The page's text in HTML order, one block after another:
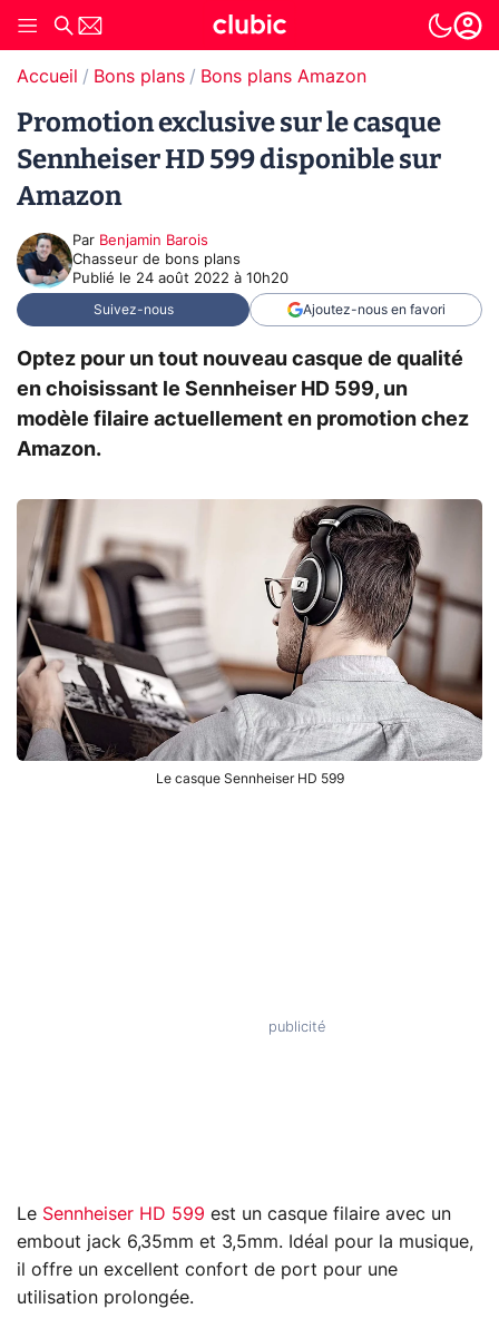
Accueil Bons plans Bons plans Amazon
Promotion exclusive sur le casque
Sennheiser HD 599 disponible sur
Amazon
Par Benjamin Barois
Chasseur de bons plans
Publié le 24 août 2022 à 10h20
Suivez-nous Ajoutez-nous en favori
Optez pour un tout nouveau casque de qualité
en choisissant le Sennheiser HD 599, un
modèle filaire actuellement en promotion chez
Amazon.
Le casque Sennheiser HD 599
Le Sennheiser HD 599 est un casque filaire avec un
embout jack 6,35mm et 3,5mm. Idéal pour la musique,
il offre un excellent confort de port pour une
utilisation prolongée.